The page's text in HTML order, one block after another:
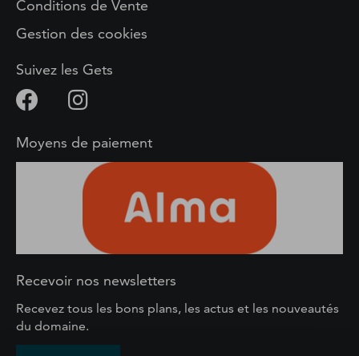
Conditions de Vente
Gestion des cookies
Suivez les Gets
Recevoir nos newsletters
Recevez tous les bons plans, les actus et les nouveautés
du domaine.
Moyens de paiement